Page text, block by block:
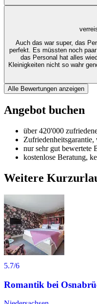
Auch das war super, das
perfekt. Es müssten noch
das Personal hat alles
Kleinigkeiten nicht so wahr
Alle Bewertungen anzeigen
Angebot buchen
über 420'000
nur sehr gut bewertete
kostenlose Beratung,
Weitere
5.7/6
Romantik bei